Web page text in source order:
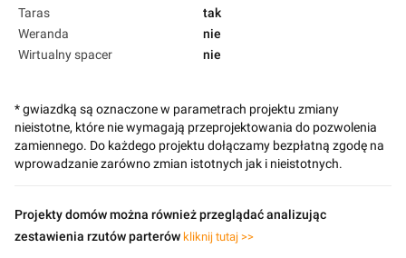
Taras
tak
Weranda
nie
Wirtualny spacer
nie
* gwiazdką są oznaczone w parametrach projektu zmiany
nieistotne, które nie wymagają przeprojektowania do pozwolenia
zamiennego. Do każdego projektu dołączamy bezpłatną zgodę na
wprowadzanie zarówno zmian istotnych jak i nieistotnych.
Projekty domów można również przeglądać analizując
zestawienia rzutów parterów kliknij tutaj >>